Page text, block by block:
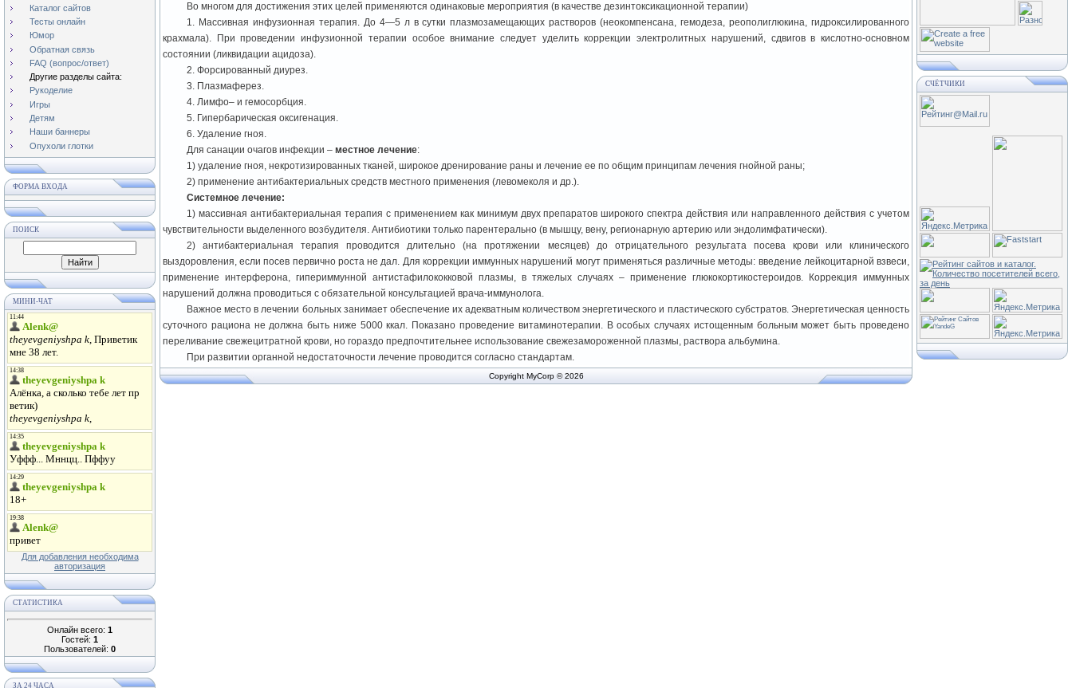
Каталог сайтов
Тесты онлайн
Юмор
Обратная связь
FAQ (вопрос/ответ)
Другие разделы сайта:
Рукоделие
Игры
Детям
Наши баннеры
Опухоли глотки
ФОРМА ВХОДА
ПОИСК
МИНИ-ЧАТ
Для добавления необходима
авторизация
СТАТИСТИКА
Онлайн всего: 1
Гостей: 1
Пользователей: 0
ЗА 24 ЧАСА
Во многом для достижения этих целей применяются одинаковые мероприятия (в качестве дезинтоксикационной терапии)
1. Массивная инфузионная терапия. До 4—5 л в сутки плазмозамещающих растворов (неокомпенсана, гемодеза, реополиглюкина, гидроксилированного
крахмала). При проведении инфузионной терапии особое внимание следует уделить коррекции электролитных нарушений, сдвигов в кислотно-основном
состоянии (ликвидации ацидоза).
2. Форсированный диурез.
3. Плазмаферез.
4. Лимфо– и гемосорбция.
5. Гипербарическая оксигенация.
6. Удаление гноя.
Для санации очагов инфекции – местное лечение:
1) удаление гноя, некротизированных тканей, широкое дренирование раны и лечение ее по общим принципам лечения гнойной раны;
2) применение антибактериальных средств местного применения (левомеколя и др.).
Системное лечение:
1) массивная антибактериальная терапия с применением как минимум двух препаратов широкого спектра действия или направленного действия с учетом
чувствительности выделенного возбудителя. Антибиотики только парентерально (в мышцу, вену, регионарную артерию или эндолимфатически).
2) антибактериальная терапия проводится длительно (на протяжении месяцев) до отрицательного результата посева крови или клинического
выздоровления, если посев первично роста не дал. Для коррекции иммунных нарушений могут применяться различные методы: введение лейкоцитарной взвеси,
применение интерферона, гипериммунной антистафилококковой плазмы, в тяжелых случаях – применение глюкокортикостероидов. Коррекция иммунных
нарушений должна проводиться с обязательной консультацией врача-иммунолога.
Важное место в лечении больных занимает обеспечение их адекватным количеством энергетического и пластического субстратов. Энергетическая ценность
суточного рациона не должна быть ниже 5000 ккал. Показано проведение витаминотерапии. В особых случаях истощенным больным может быть проведено
переливание свежецитратной крови, но гораздо предпочтительнее использование свежезамороженной плазмы, раствора альбумина.
При развитии органной недостаточности лечение проводится согласно стандартам.
Copyright MyCorp © 2026
СЧЁТЧИКИ